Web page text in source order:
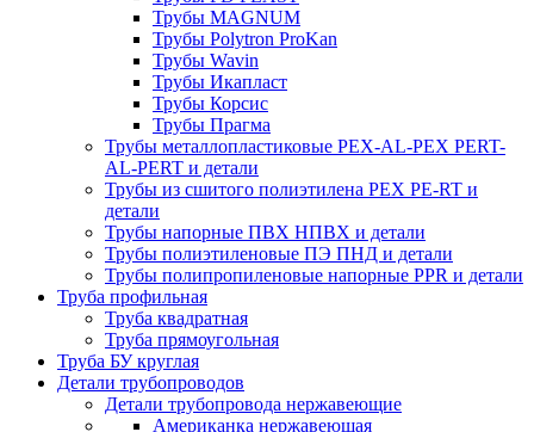
Трубы MAGNUM
Трубы Polytron ProKan
Трубы Wavin
Трубы Икапласт
Трубы Корсис
Трубы Прагма
Трубы металлопластиковые PEX-AL-PEX PERT-
AL-PERT и детали
Трубы из сшитого полиэтилена PEX PE-RT и
детали
Трубы напорные ПВХ НПВХ и детали
Трубы полиэтиленовые ПЭ ПНД и детали
Трубы полипропиленовые напорные PPR и детали
Труба профильная
Труба квадратная
Труба прямоугольная
Труба БУ круглая
Детали трубопроводов
Детали трубопровода нержавеющие
Американка нержавеющая